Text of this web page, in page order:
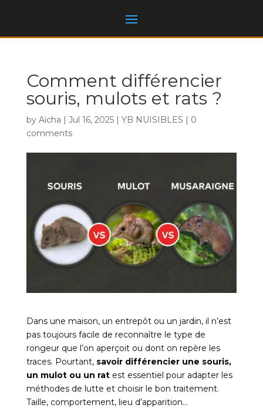
Comment différencier
souris, mulots et rats ?
by Aïcha | Jul 16, 2025| YB NUISIBLES | 0
comments
Dans une maison, un entrepôt ou un jardin, il n’est
pas toujours facile de reconnaître le type de
rongeur que l’on aperçoit ou dont on repère les
traces. Pourtant, savoir différencier une souris,
un mulot ou un ratest essentiel pour adapter les
méthodes de lutte et choisir le bon traitement.
Taille, comportement, lieu d’apparition…